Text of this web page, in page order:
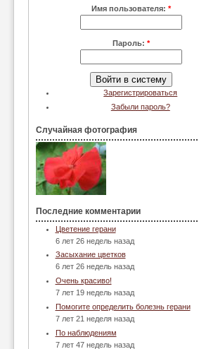
Имя пользователя: *
Пароль: *
Зарегистрироваться
Забыли пароль?
Случайная фотография
Последние комментарии
Цветение герани
6 лет 26 недель назад
Засыхание цветков
6 лет 26 недель назад
Очень красиво!
7 лет 19 недель назад
Помогите определить болезнь герани
7 лет 21 неделя назад
По наблюдениям
7 лет 47 недель назад